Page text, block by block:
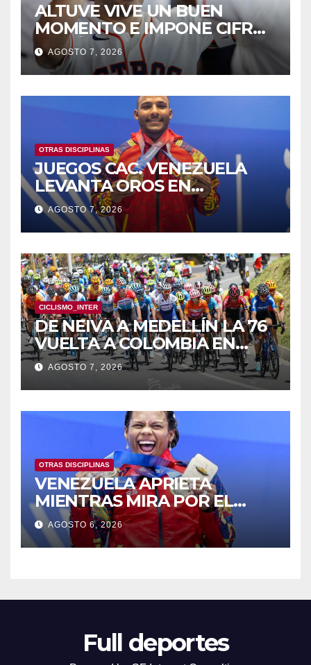
ALTUVE VIVE UN BUEN
MOMENTO E IMPONE CIFRAS
HISTÓRICAS
AGOSTO 7, 2026
OTRAS DISCIPLINAS
JUEGOS CAC. VENEZUELA
LEVANTA OROS EN
HALTEROFILIA Y TIRO
AGOSTO 7, 2026
CICLISMO_INTER
DE NEIVA A MEDELLÍN LA 76
VUELTA A COLOMBIA EN
BICICLETA
AGOSTO 7, 2026
OTRAS DISCIPLINAS
VENEZUELA APRIETA
MIENTRAS MIRA POR EL
RETROVISOR
AGOSTO 6, 2026
Full deportes